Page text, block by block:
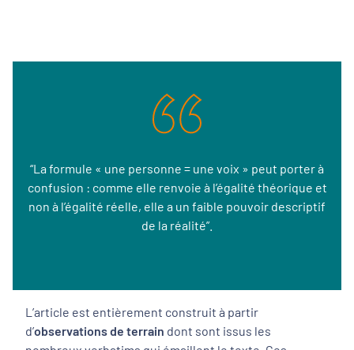
“La formule « une personne = une voix » peut porter à
confusion : comme elle renvoie à l’égalité théorique et
non à l’égalité réelle, elle a un faible pouvoir descriptif
de la réalité”.
L’article est entièrement construit à partir
d’observations de terrain dont sont issus les